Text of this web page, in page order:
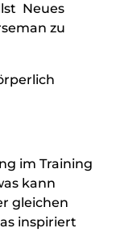
Neues
zu
im Training
kann
gleichen
inspiriert